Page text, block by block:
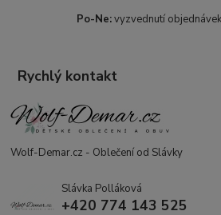
Po-Ne:vyzvednutí
Rychlý kontakt
Wolf-Demar.cz - Oblečení od Slávky
Slávka Polláková
+420 774 143 525